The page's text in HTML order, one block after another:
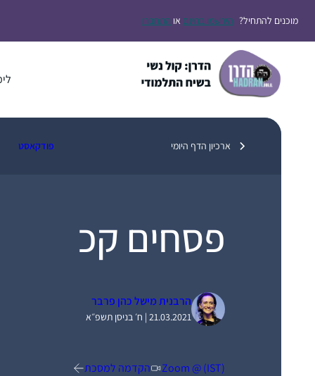
לתוכןמוכנים להתחיל? הירשמו בחינם או התחברו
ארכיון הדף היומי פודקאסט
פסחים קכ
הרבנית מישל כהן פרבר
21.03.2021 | ח׳ בניסן תשפ״א
Zoom @ (IST) הקדמה למסכת